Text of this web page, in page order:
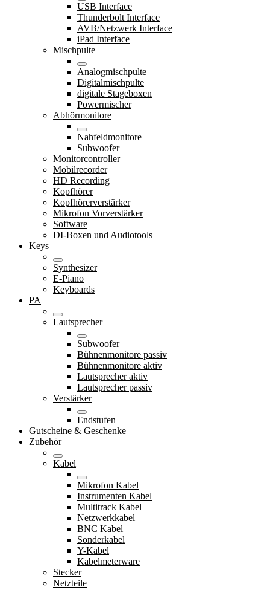
USB Interface
Thunderbolt Interface
AVB/Netzwerk Interface
iPad Interface
Mischpulte
Analogmischpulte
Digitalmischpulte
digitale Stageboxen
Powermischer
Abhörmonitore
Nahfeldmonitore
Subwoofer
Monitorcontroller
Mobilrecorder
HD Recording
Kopfhörer
Kopfhörerverstärker
Mikrofon Vorverstärker
Software
DI-Boxen und Audiotools
Keys
Synthesizer
E-Piano
Keyboards
PA
Lautsprecher
Subwoofer
Bühnenmonitore passiv
Bühnenmonitore aktiv
Lautsprecher aktiv
Lautsprecher passiv
Verstärker
Endstufen
Gutscheine & Geschenke
Zubehör
Kabel
Mikrofon Kabel
Instrumenten Kabel
Multitrack Kabel
Netzwerkkabel
BNC Kabel
Sonderkabel
Y-Kabel
Kabelmeterware
Stecker
Netzteile